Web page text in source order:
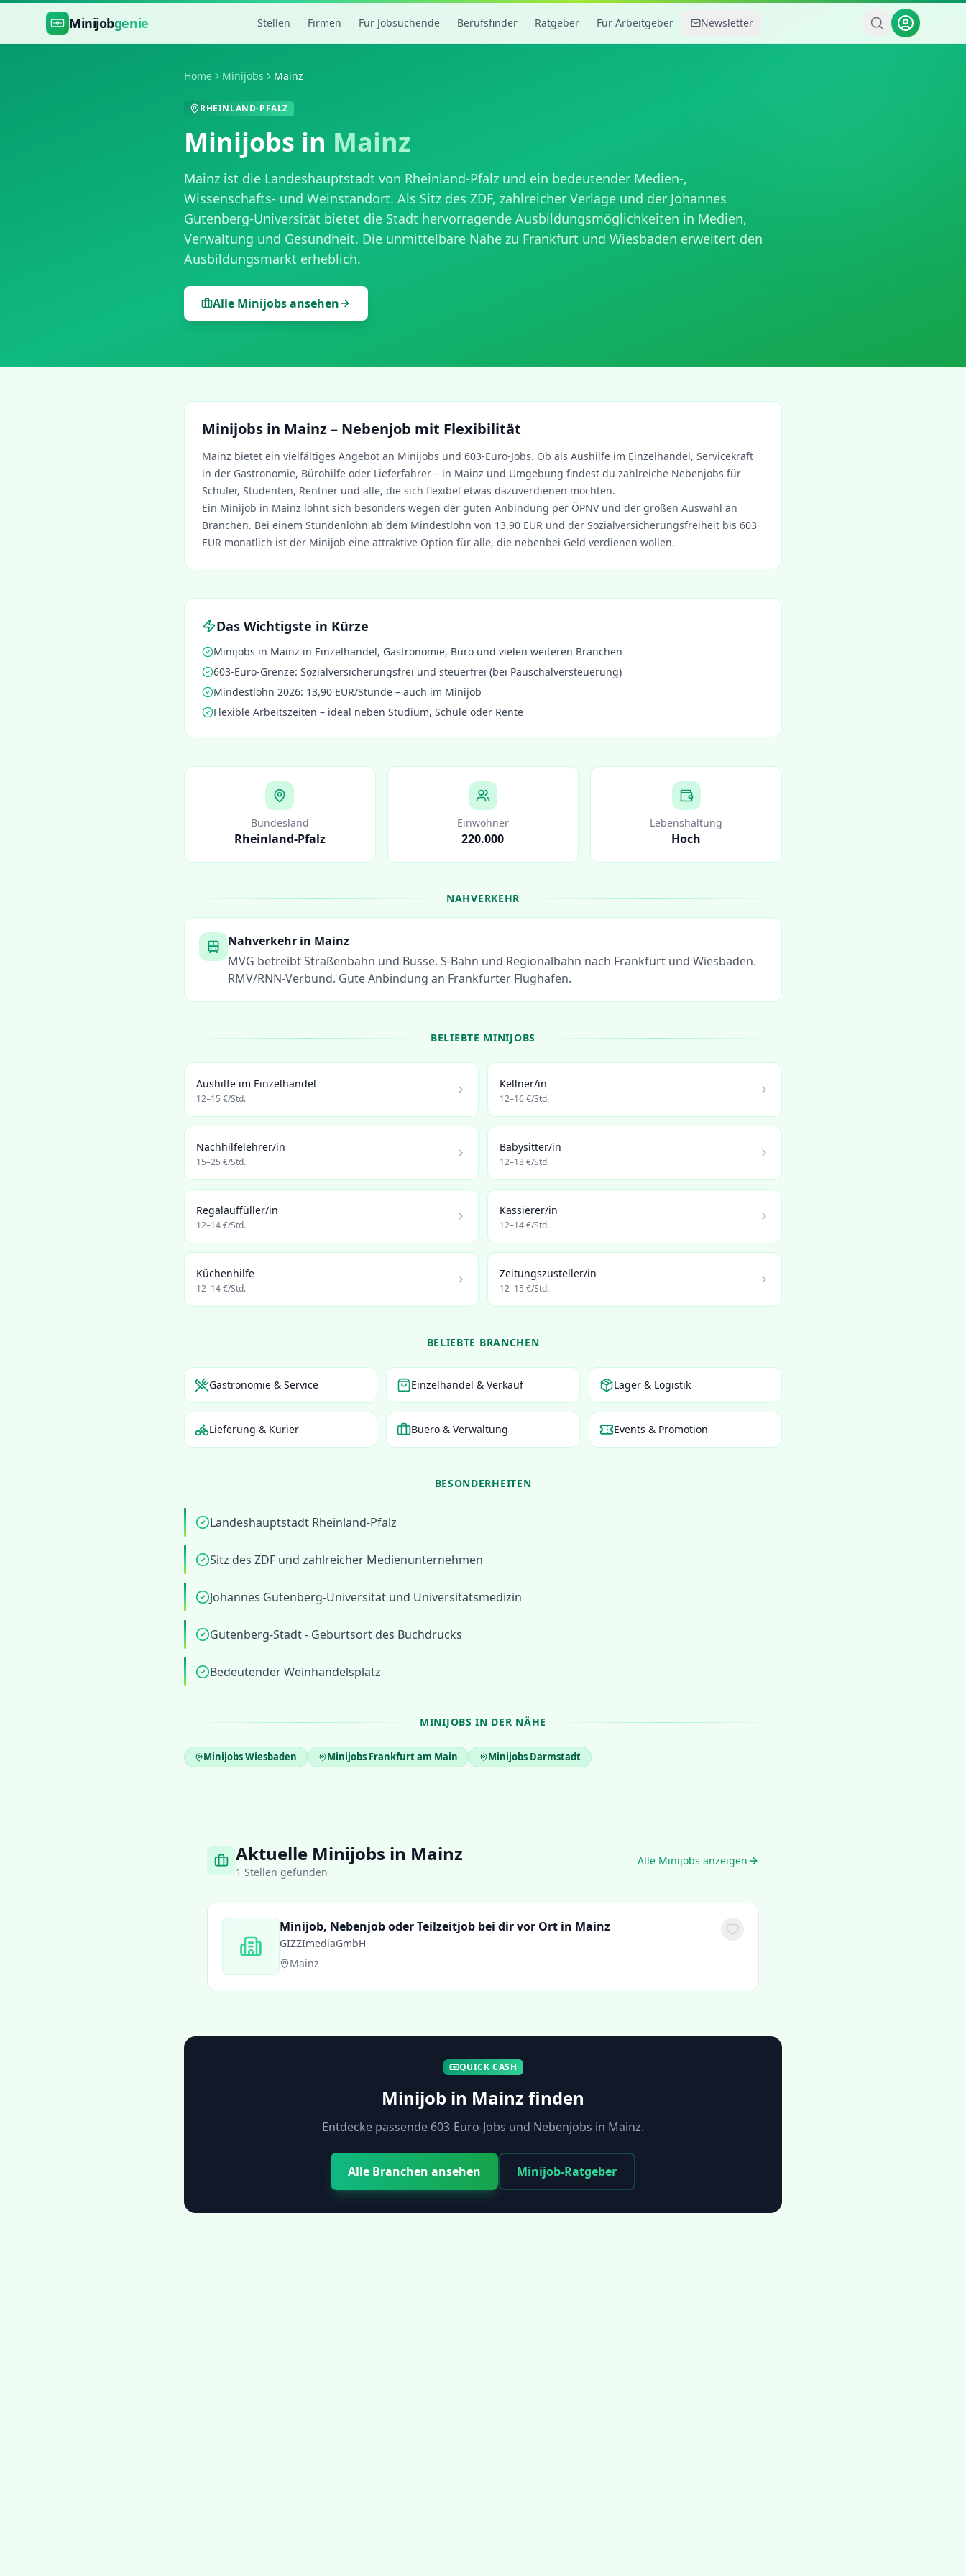
Zum Hauptinhalt springen
Minijobgenie Stellen Firmen Für Jobsuchende Berufsfinder Ratgeber Für Arbeitgeber Newsletter
Home Minijobs Mainz
RHEINLAND-PFALZ
Minijobs in Mainz
Mainz ist die Landeshauptstadt von Rheinland-Pfalz und ein bedeutender Medien-,
Wissenschafts- und Weinstandort. Als Sitz des ZDF, zahlreicher Verlage und der Johannes
Gutenberg-Universität bietet die Stadt hervorragende Ausbildungsmöglichkeiten in Medien,
Verwaltung und Gesundheit. Die unmittelbare Nähe zu Frankfurt und Wiesbaden erweitert den
Ausbildungsmarkt erheblich.
Alle Minijobs ansehen
Minijobs in Mainz– Nebenjob mit Flexibilität
Mainz bietet ein vielfältiges Angebot an Minijobs und 603-Euro-Jobs. Ob als Aushilfe im Einzelhandel, Servicekraft
in der Gastronomie, Bürohilfe oder Lieferfahrer – in Mainz und Umgebung findest du zahlreiche Nebenjobs für
Schüler, Studenten, Rentner und alle, die sich flexibel etwas dazuverdienen möchten.
Ein Minijob in Mainz lohnt sich besonders wegen der guten Anbindung per ÖPNV und der großen Auswahl an
Branchen. Bei einem Stundenlohn ab dem Mindestlohn von 13,90 EUR und der Sozialversicherungsfreiheit bis 603
EUR monatlich ist der Minijob eine attraktive Option für alle, die nebenbei Geld verdienen wollen.
Das Wichtigste in Kürze
Minijobs in Mainz in Einzelhandel, Gastronomie, Büro und vielen weiteren Branchen
603-Euro-Grenze: Sozialversicherungsfrei und steuerfrei (bei Pauschalversteuerung)
Mindestlohn 2026: 13,90 EUR/Stunde – auch im Minijob
Flexible Arbeitszeiten – ideal neben Studium, Schule oder Rente
Bundesland
Rheinland-Pfalz
Einwohner
220.000
Lebenshaltung
Hoch
NAHVERKEHR
Nahverkehr in Mainz
MVG betreibt Straßenbahn und Busse. S-Bahn und Regionalbahn nach Frankfurt und Wiesbaden.
RMV/RNN-Verbund. Gute Anbindung an Frankfurter Flughafen.
BELIEBTE MINIJOBS
Aushilfe im Einzelhandel
12–15 €/Std.
Kellner/in
12–16€/Std.
Nachhilfelehrer/in
15–25 €/Std.
Babysitter/in
12–18€/Std.
Regalauffüller/in
12–14€/Std.
Kassierer/in
12–14€/Std.
Küchenhilfe
12–14€/Std.
Zeitungszusteller/in
12–15 €/Std.
BELIEBTE BRANCHEN
Gastronomie & Service Einzelhandel & Verkauf Lager & Logistik
Lieferung & Kurier Buero & Verwaltung Events & Promotion
BESONDERHEITEN
Landeshauptstadt Rheinland-Pfalz
Sitz des ZDF und zahlreicher Medienunternehmen
Johannes Gutenberg-Universität und Universitätsmedizin
Gutenberg-Stadt - Geburtsort des Buchdrucks
Bedeutender Weinhandelsplatz
MINIJOBS IN DER NÄHE
MinijobsWiesbaden Minijobs Frankfurt am Main Minijobs Darmstadt
Aktuelle Minijobs in Mainz
1 Stellen gefunden
Alle Minijobs anzeigen
Minijob, Nebenjob oder Teilzeitjob bei dir vor Ort in Mainz
GIZZImediaGmbH
Mainz
QUICK CASH
Minijob in Mainz finden
Entdecke passende 603-Euro-Jobs und Nebenjobs in Mainz.
Alle Branchen ansehen Minijob-Ratgeber